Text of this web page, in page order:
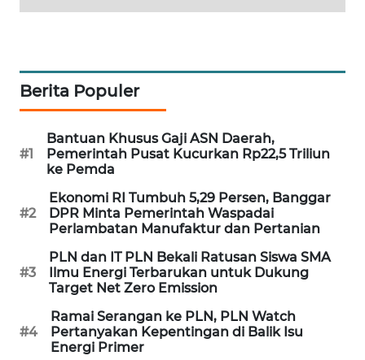
Berita Populer
#1
Bantuan Khusus Gaji ASN Daerah,
Pemerintah Pusat Kucurkan Rp22,5 Triliun
ke Pemda
#2
Ekonomi RI Tumbuh 5,29 Persen, Banggar
DPR Minta Pemerintah Waspadai
Perlambatan Manufaktur dan Pertanian
#3
PLN dan IT PLN Bekali Ratusan Siswa SMA
Ilmu Energi Terbarukan untuk Dukung
Target Net Zero Emission
#4
Ramai Serangan ke PLN, PLN Watch
Pertanyakan Kepentingan di Balik Isu
Energi Primer
MKLI
LPKKI
LKKI
KOPEKLIN
PORTAL
KONSUMEN
FORWAMKI